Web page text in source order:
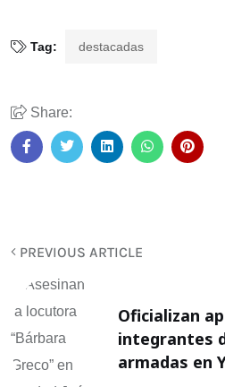
Tag: destacadas
Share:
PREVIOUS ARTICLE
Oficializan
integrantes
armadas en